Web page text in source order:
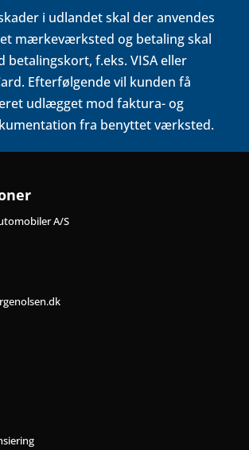
i udlandet skal der anvendes
mærkeværksted og betaling skal
betalingskort, f.eks. VISA eller
Efterfølgende vil kunden få
udlægget mod faktura- og
fra benyttet værksted.
A/S